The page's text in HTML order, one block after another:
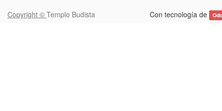
Con tecnología de
Copyright © Templo Budista